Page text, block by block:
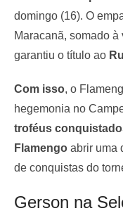
domingo (16). O
Maracanã, somado
garantiu o título ao
Com isso, o
hegemonia no
troféus
Flamengo abrir uma
de conquistas do
Gerson na